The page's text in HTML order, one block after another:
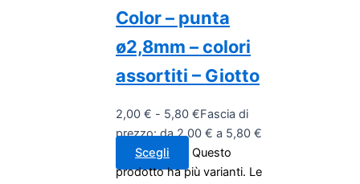
Color – punta
ø2,8mm – colori
assortiti – Giotto
2,00 € - 5,80 €Fascia di
prezzo: da 2,00 € a 5,80 €
Scegli
Questo
prodotto ha più varianti. Le